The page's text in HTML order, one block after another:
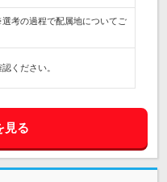
考の過程で配属地についてご
ください。
見る